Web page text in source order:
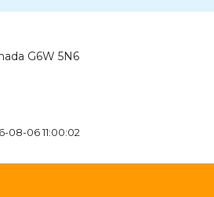
G6W 5N6
06 11:00:02